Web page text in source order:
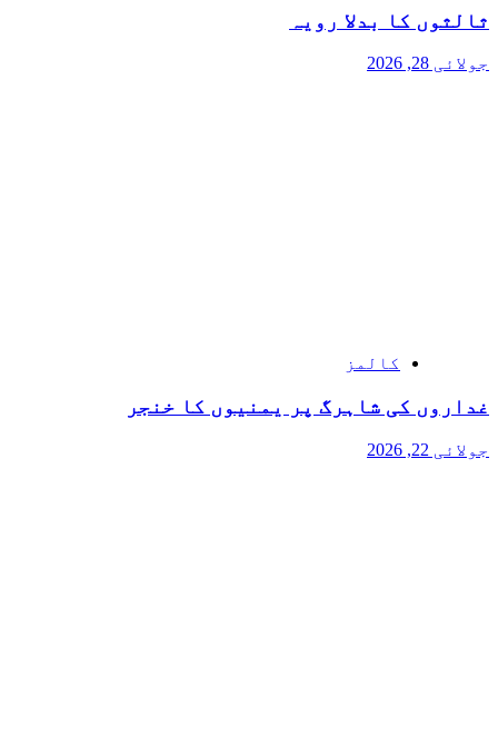
ثالثوں کا بدلا رویہ
جولائی 28, 2026
کالمز
غداروں کی شاہرگ پر یمنیوں کا خنجر
جولائی 22, 2026